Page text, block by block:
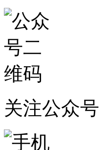
关注公众号